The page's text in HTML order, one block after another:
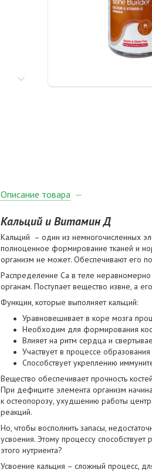
Описание товара
Кальций и Витамин Д
Кальций – один из немногочисленных
полноценное формирование тканей и
организм не может. Обеспечивают его
Распределение Ca в теле
органам. Поступает вещество извне, а
Функции, которые выполняет кальций:
Уравновешивает в коре мозга
Необходим для формирования
Влияет на ритм сердца и
Участвует в процессе
Способствует укреплению
Вещество обеспечивает прочность
При дефиците элемента организм
к остеопорозу, ухудшению работы
реакций.
Но, чтобы восполнить запасы,
усвоения. Этому процессу
этого нутриента?
Усвоение кальция – сложный процесс,